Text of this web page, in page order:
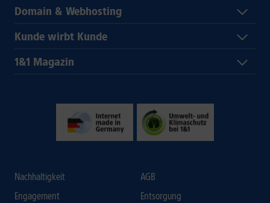
Domain & Webhosting
Kunde wirbt Kunde
1&1 Magazin
Nachhaltigkeit
Engagement
AGB
Entsorgung